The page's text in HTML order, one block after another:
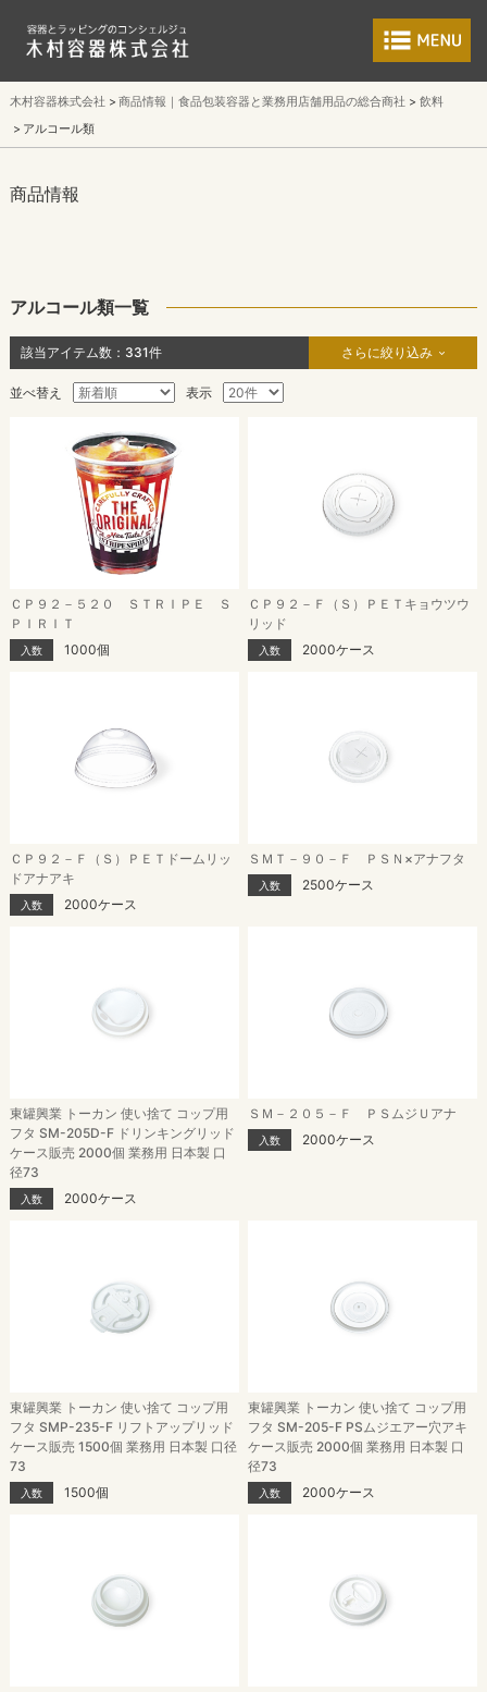
食品包装容器と
木村容器株式会社 商品情報｜食品包装容器と業務用店舗用品の総合商社
飲料
アルコール類
商品情報
アルコール類一覧
該当アイテム数： 331件 さらに絞り込み
並べ替え 表示
ＣＰ９２－５２０ ＳＴＲＩＰＥ Ｓ
ＰＩＲＩＴ
入数 1000個
ＣＰ９２－Ｆ（Ｓ）ＰＥＴキョウツウ
リッド
入数 2000ケース
ＣＰ９２－Ｆ（Ｓ）ＰＥＴドームリッ
ドアナアキ
入数 2000ケース
ＳＭＴ－９０－Ｆ ＰＳＮ×アナフタ
入数 2500ケース
東罐興業 トーカン 使い捨て コップ用
フタ SM-205D-F ドリンキングリッド
ケース販売 2000個 業務用 日本製 口
径73
入数 2000ケース
ＳＭ－２０５－Ｆ ＰＳムジＵアナ
入数 2000ケース
東罐興業 トーカン 使い捨て コップ用
フタ SMP-235-F リフトアップリッド
ケース販売 1500個 業務用 日本製 口径
73
入数 1500個
東罐興業 トーカン 使い捨て コップ用
フタ SM-205-F PSムジエアー穴アキ
ケース販売 2000個 業務用 日本製 口
径73
入数 2000ケース